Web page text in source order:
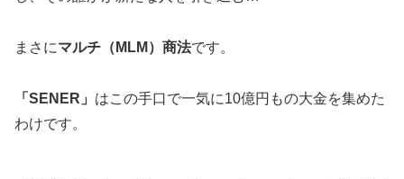
まさにマルチ（MLM）商法です。
「SENER」 はこの手口で一気に10億円もの大金を集めた
わけです。